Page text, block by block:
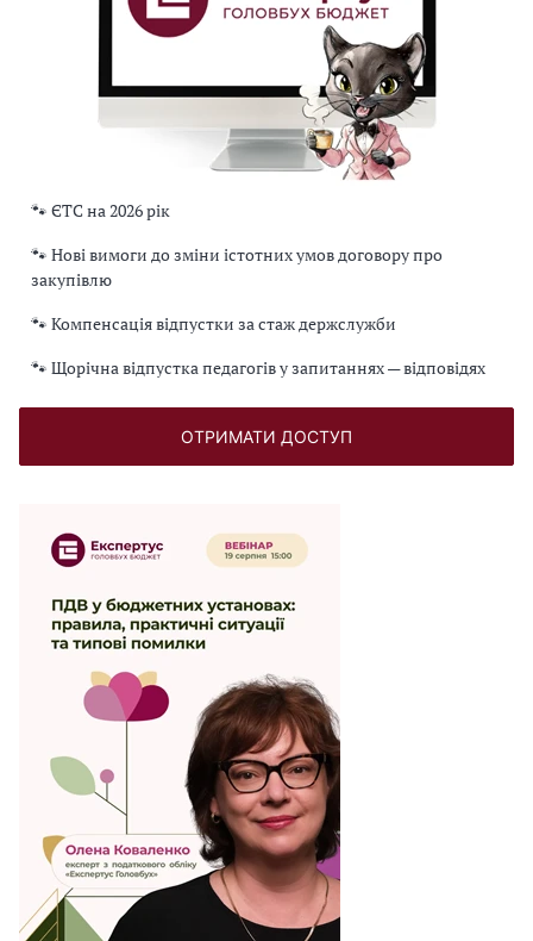
🐾 ЄТС на 2026 рік
🐾 Нові вимоги до зміни істотних умов договору про
закупівлю
🐾 Компенсація відпустки за стаж держслужби
🐾 Щорічна відпустка педагогів у запитаннях — відповідях
ОТРИМАТИ ДОСТУП